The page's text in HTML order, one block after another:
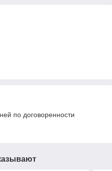
по договоренности